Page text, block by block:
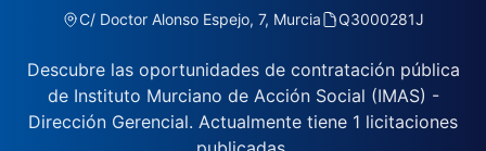
C/ Doctor Alonso Espejo, 7, Murcia Q3000281J
Descubre las oportunidades de contratación pública
de Instituto Murciano de Acción Social (IMAS) -
Dirección Gerencial. Actualmente tiene 1 licitaciones